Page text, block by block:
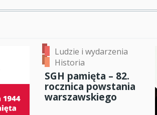
Ludzie i wydarzenia
Historia
SGH pamięta – 82.
rocznica powstania
warszawskiego